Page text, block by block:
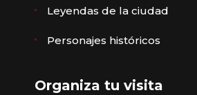
Leyendas de la ciudad
Personajes históricos
Organiza tu visita